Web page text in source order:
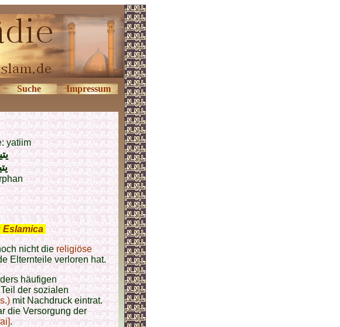
Suche Impressum
yatiim
Eslamica
nicht diereligiöse
Elternteile verloren hat.
häufigen
der sozialen
mit Nachdruck eintrat.
die Versorgung der
.